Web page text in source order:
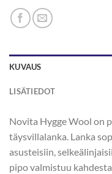
KUVAUS
LISÄTIEDOT
Novita Hygge Wool on
täysvillalanka. Lanka
asusteisiin,
pipo valmistuu